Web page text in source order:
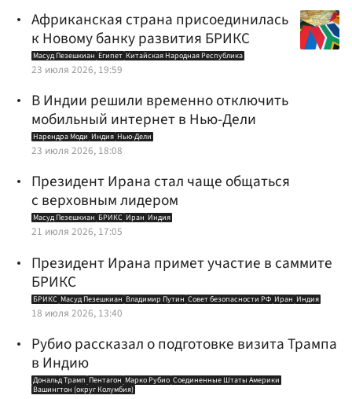
Африканская страна присоединилась
к Новому банку развития БРИКС
Масуд Пезешкиан Египет Китайская Народная Республика
23 июля 2026, 19:59
В Индии решили временно отключить
мобильный интернет в Нью-Дели
Нарендра Моди Индия Нью-Дели
23 июля 2026, 18:08
Президент Ирана стал чаще общаться
с верховным лидером
Масуд Пезешкиан БРИКС Иран Индия
21 июля 2026, 17:05
Президент Ирана примет участие в саммите
БРИКС
БРИКС Масуд Пезешкиан Владимир Путин Совет безопасности РФ Иран Индия
18 июля 2026, 13:40
Рубио рассказал о подготовке визита Трампа
в Индию
Дональд Трамп Пентагон Марко Рубио Соединенные Штаты Америки
Вашингтон (округ Колумбия)